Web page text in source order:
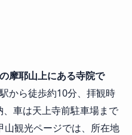
摩耶山上にある寺院で
から徒歩約10分、拝観時
車は天上寺前駐車場まで
観光ページでは、所在地